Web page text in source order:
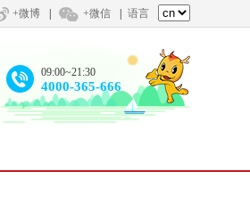
+微博 +微信 语言
09:00~21:30
4000-365-666